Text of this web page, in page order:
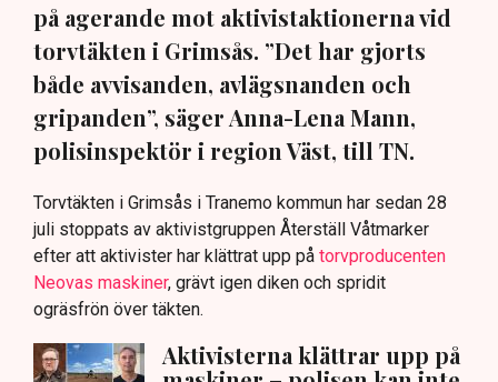
på agerande mot aktivistaktionerna vid
torvtäkten i Grimsås. ”Det har gjorts
både avvisanden, avlägsnanden och
gripanden”, säger Anna-Lena Mann,
polisinspektör i region Väst, till TN.
Torvtäkten i Grimsås i Tranemo kommun har sedan 28
juli stoppats av aktivistgruppen Återställ Våtmarker
efter att aktivister har klättrat upp på torvproducenten
Neovas maskiner, grävt igen diken och spridit
ogräsfrön över täkten.
Aktivisterna klättrar upp på